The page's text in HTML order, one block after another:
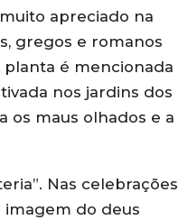
apreciado na
gregos e romanos
planta é mencionada
nos jardins dos
os maus olhados e a
Nas celebrações
imagem do deus